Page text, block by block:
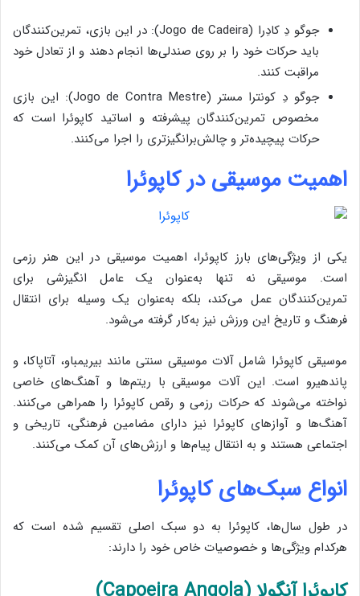
جوگو دِ کادِرا (Jogo de Cadeira): در این بازی، تمرین‌کنندگان
باید حرکات خود را بر روی صندلی‌ها انجام دهند و از تعادل خود
مراقبت کنند.
جوگو دِ کونترا مستر (Jogo de Contra Mestre): این بازی
مخصوص تمرین‌کنندگان پیشرفته و اساتید کاپوئرا است که
حرکات پیچیده‌تر و چالش‌برانگیزتری را اجرا می‌کنند.
اهمیت موسیقی در کاپوئرا
یکی از ویژگی‌های بارز کاپوئرا، اهمیت موسیقی در این هنر رزمی
است. موسیقی نه تنها به‌عنوان یک عامل انگیزشی برای
تمرین‌کنندگان عمل می‌کند، بلکه به‌عنوان یک وسیله برای انتقال
فرهنگ و تاریخ این ورزش نیز به‌کار گرفته می‌شود.
موسیقی کاپوئرا شامل آلات موسیقی سنتی مانند بیریمباو، آتاپاکا، و
پاندهیرو است. این آلات موسیقی با ریتم‌ها و آهنگ‌های خاصی
نواخته می‌شوند که حرکات رزمی و رقص کاپوئرا را همراهی می‌کنند.
آهنگ‌ها و آوازهای کاپوئرا نیز دارای مضامین فرهنگی، تاریخی و
اجتماعی هستند و به انتقال پیام‌ها و ارزش‌های آن کمک می‌کنند.
انواع سبک‌های کاپوئرا
در طول سال‌ها، کاپوئرا به دو سبک اصلی تقسیم شده است که
هرکدام ویژگی‌ها و خصوصیات خاص خود را دارند: